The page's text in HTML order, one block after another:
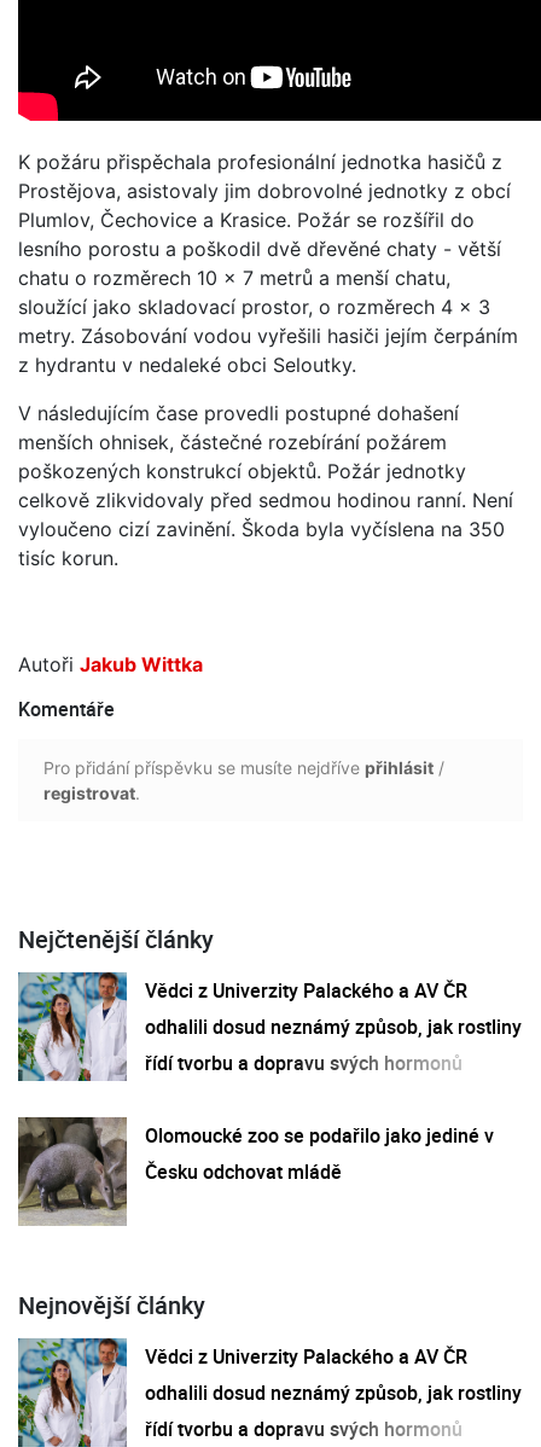
K požáru přispěchala profesionální jednotka hasičů z
Prostějova, asistovaly jim dobrovolné jednotky z obcí
Plumlov, Čechovice a Krasice. Požár se rozšířil do
lesního porostu a poškodil dvě dřevěné chaty - větší
chatu o rozměrech 10 x 7 metrů a menší chatu,
sloužící jako skladovací prostor, o rozměrech 4 x 3
metry. Zásobování vodou vyřešili hasiči jejím čerpáním
z hydrantu v nedaleké obci Seloutky.
V následujícím čase provedli postupné dohašení
menších ohnisek, částečné rozebírání požárem
poškozených konstrukcí objektů. Požár jednotky
celkově zlikvidovaly před sedmou hodinou ranní. Není
vyloučeno cizí zavinění. Škoda byla vyčíslena na 350
tisíc korun.
Autoři Jakub Wittka
Komentáře
Pro přidání příspěvku se musíte nejdříve přihlásit /
registrovat.
Nejčtenější články
Vědci z Univerzity Palackého a AV ČR
odhalili dosud neznámý způsob, jak rostliny
řídí tvorbu a dopravu svých hormonů
Olomoucké zoo se podařilo jako jediné v
Česku odchovat mládě
Nejnovější články
Vědci z Univerzity Palackého a AV ČR
odhalili dosud neznámý způsob, jak rostliny
řídí tvorbu a dopravu svých hormonů